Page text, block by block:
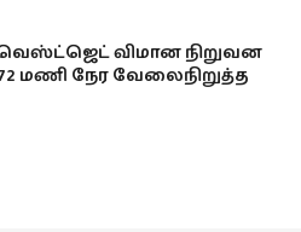
விமான நிறுவன
மணி நேர வேலைநிறுத்த